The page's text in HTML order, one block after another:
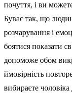
почуття, і ви
Буває так, що
розчарування і
боятися показати
допоможе обом
ймовірність
вибираєте